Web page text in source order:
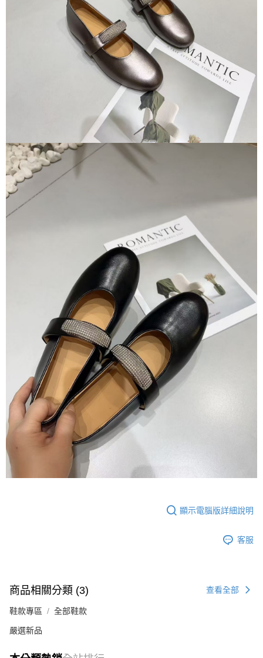
顯示電腦版詳細說明
客服
商品相關分類 (3) 查看全部
鞋款專區 全部鞋款
嚴選新品